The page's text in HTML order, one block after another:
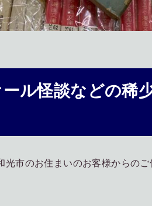
ル怪談などの稀
市のお住まいのお客様からの